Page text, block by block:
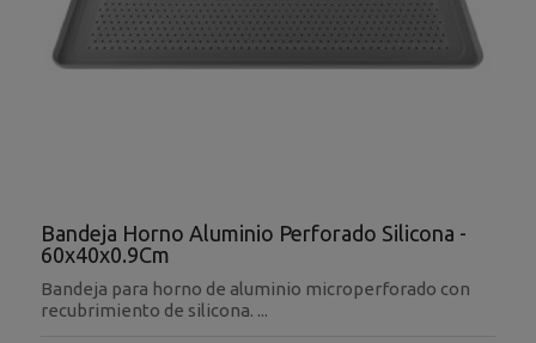
Bandeja Horno Aluminio Perforado Silicona -
60x40x0.9Cm
Bandeja para horno de aluminio microperforado con
recubrimiento de silicona. ...